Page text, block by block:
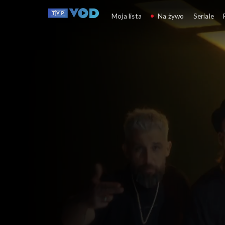
Opole
Moja lista Na żywo Seriale